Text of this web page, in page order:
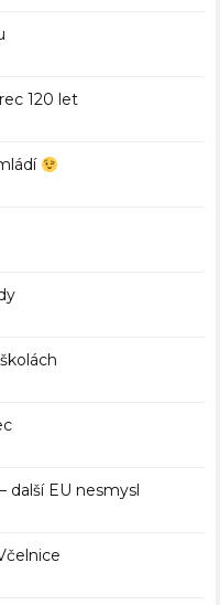
120 let
další EU nesmysl